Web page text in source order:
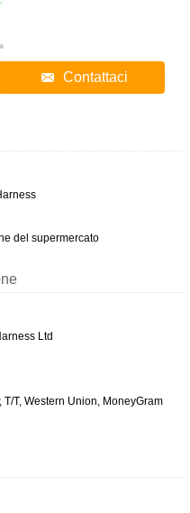
Contattaci
del supermercato
Ltd
T/T, Western Union, MoneyGram